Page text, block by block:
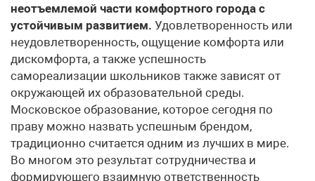
неотъемлемой части комфортного города с
устойчивым развитием. Удовлетворенность или
неудовлетворенность, ощущение комфорта или
дискомфорта, а также успешность
самореализации школьников также зависят от
окружающей их образовательной среды.
Московское образование, которое сегодня по
праву можно назвать успешным брендом,
традиционно считается одним из лучших в мире.
Во многом это результат сотрудничества и
формирующего взаимную ответственность